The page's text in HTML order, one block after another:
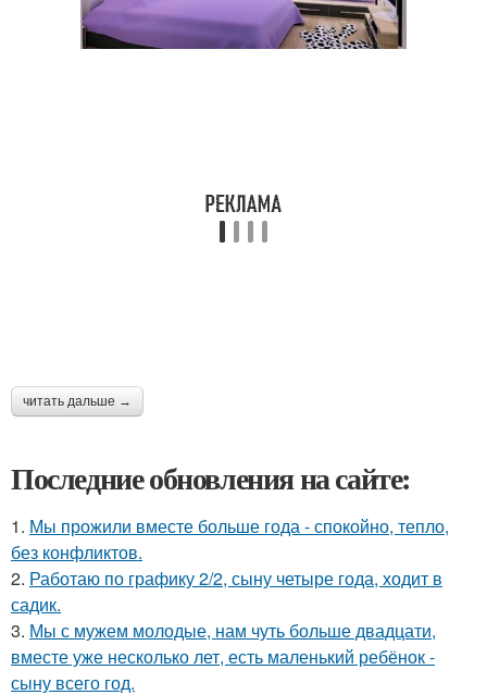
читать дальше →
Последние обновления на сайте:
1. Мы прожили вместе больше года - спокойно, тепло,
без конфликтов.
2. Работаю по графику 2/2, сыну четыре года, ходит в
садик.
3. Мы с мужем молодые, нам чуть больше двадцати,
вместе уже несколько лет, есть маленький ребёнок -
сыну всего год.